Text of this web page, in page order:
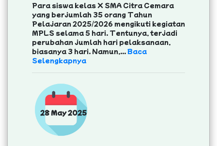
Para siswa kelas X SMA Citra Cemara
yang berjumlah 35 orang Tahun
Pelajaran 2025/2026 mengikuti kegiatan
MPLS selama 5 hari. Tentunya, terjadi
perubahan jumlah hari pelaksanaan,
biasanya 3 hari. Namun,...Baca
Selengkapnya
28 May 2025